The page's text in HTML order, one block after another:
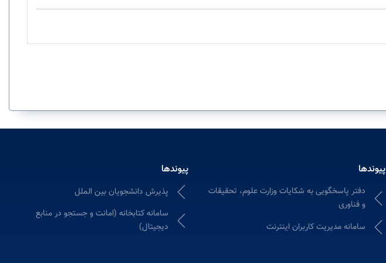
پیوندها
دفتر پاسخگویی به شکایات وزارت علوم، تحقیقات
و فناوری
سامانه مدیریت کاربران اینترنت
پیوندها
پذیرش دانشجویان بین الملل
سامانه كتابخانه (امانت و جستجو در منابع
دیجیتال)